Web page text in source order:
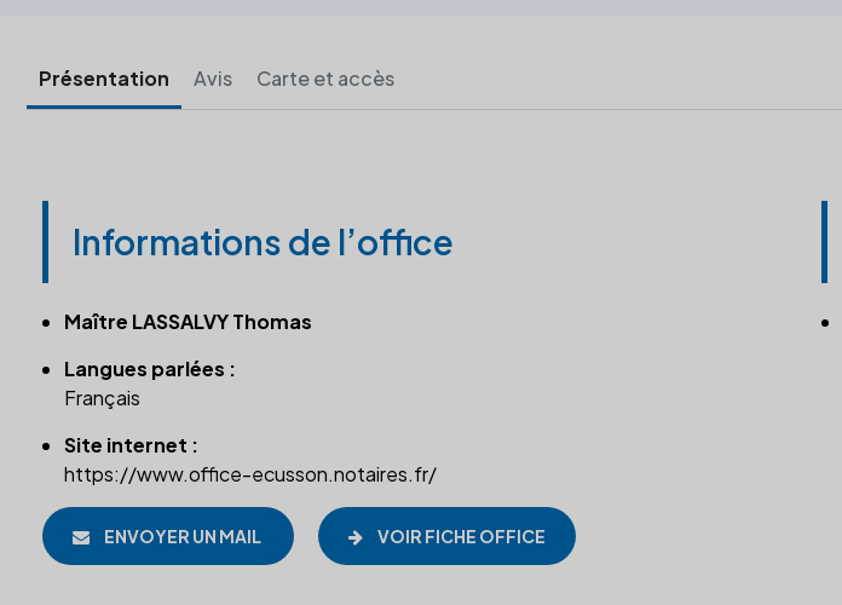
Présentation Avis Carte et accès
Informations de l’office
Maître LASSALVY Thomas
Langues parlées :
Français
Site internet :
https://www.office-ecusson.notaires.fr/
ENVOYER UN MAIL VOIR FICHE OFFICE